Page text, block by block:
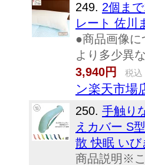
249. 2個ま
レート 佐川
●商品画像
より多少異
3,940円
税込
ン楽天市場
250. 手触り
えカバー S
散 快眠 いび
商品説明※